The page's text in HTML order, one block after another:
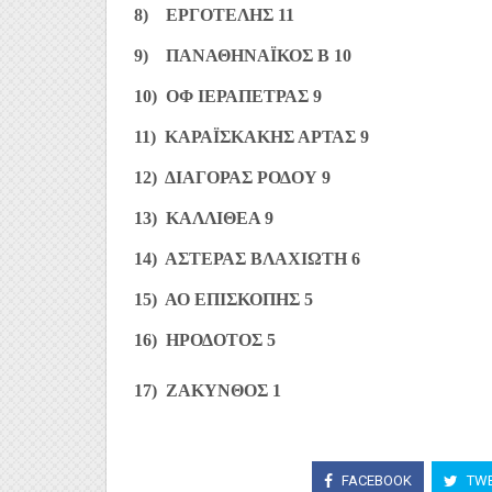
8) ΕΡΓΟΤΕΛΗΣ 11
9) ΠΑΝΑΘΗΝΑΪΚΟΣ Β 10
10) ΟΦ ΙΕΡΑΠΕΤΡΑΣ 9
11) ΚΑΡΑΪΣΚΑΚΗΣ ΑΡΤΑΣ 9
12) ΔΙΑΓΟΡΑΣ ΡΟΔΟΥ 9
13) ΚΑΛΛΙΘΕΑ 9
14) ΑΣΤΕΡΑΣ ΒΛΑΧΙΩΤΗ 6
15) ΑΟ ΕΠΙΣΚΟΠΗΣ 5
16) ΗΡΟΔΟΤΟΣ 5
17) ΖΑΚΥΝΘΟΣ 1
FACEBOOK